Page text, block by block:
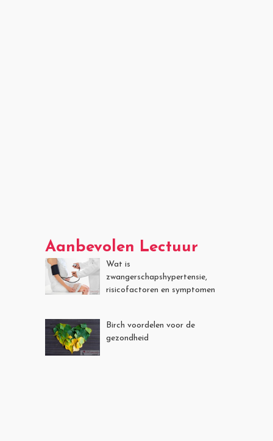
Aanbevolen Lectuur
Wat is
zwangerschapshypertensie,
risicofactoren en symptomen
Birch voordelen voor de
gezondheid